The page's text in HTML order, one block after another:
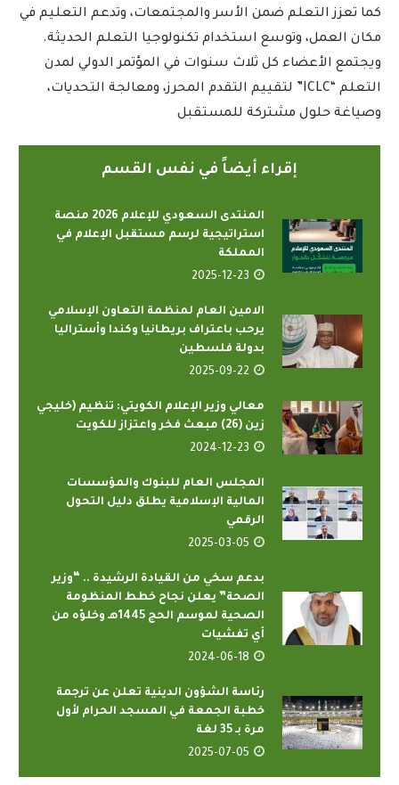
كما تعزز التعلم ضمن الأسر والمجتمعات، وتدعم التعليم في
مكان العمل، وتوسع استخدام تكنولوجيا التعلم الحديثة.
ويجتمع الأعضاء كل ثلاث سنوات في المؤتمر الدولي لمدن
التعلم “ICLC” لتقييم التقدم المحرز، ومعالجة التحديات،
وصياغة حلول مشتركة للمستقبل
إقراء أيضاً في نفس القسم
المنتدى السعودي للإعلام 2026 منصة
استراتيجية لرسم مستقبل الإعلام في
المملكة
2025-12-23
الامين العام لمنظمة التعاون الإسلامي
يرحب باعتراف بريطانيا وكندا وأستراليا
بدولة فلسطين
2025-09-22
معالي وزير الإعلام الكويتي: تنظيم (خليجي
زين (26) مبعث فخر واعتزاز للكويت
2024-12-23
المجلس العام للبنوك والمؤسسات
المالية الإسلامية يطلق دليل التحول
الرقمي
2025-03-05
بدعم سخي من القيادة الرشيدة .. “وزير
الصحة” يعلن نجاح خطط المنظومة
الصحية لموسم الحج 1445هـ وخلوّه من
أي تفشيات
2024-06-18
رئاسة الشؤون الدينية تعلن عن ترجمة
خطبة الجمعة في المسجد الحرام لأول
مرة بـ 35 لغة
2025-07-05